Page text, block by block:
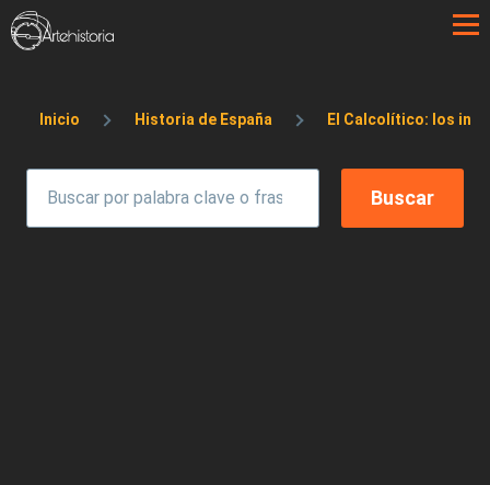
Pasar al contenido principal
Sobrescribir enlaces de ayuda a la
Inicio Historia de España El Calcolítico: los